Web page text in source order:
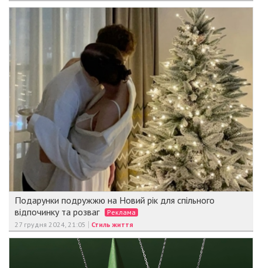
Подарунки подружжю на Новий рік для спільного
відпочинку та розваг
Реклама
27 грудня 2024, 21:05
Стиль життя